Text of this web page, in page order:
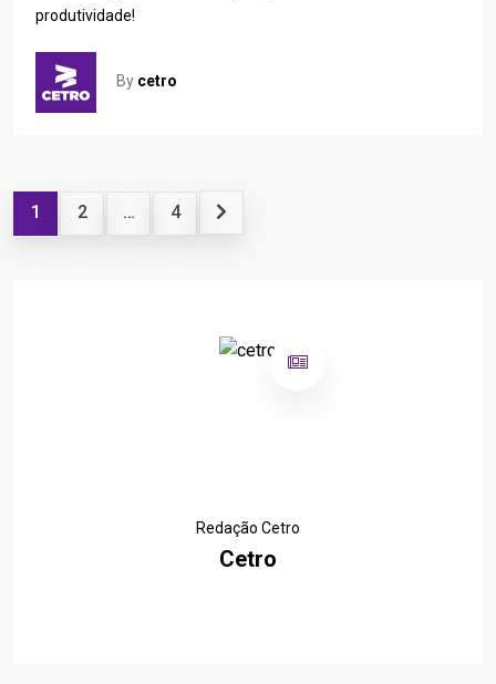
produtividade!
By cetro
1 2 … 4
Redação Cetro
Cetro